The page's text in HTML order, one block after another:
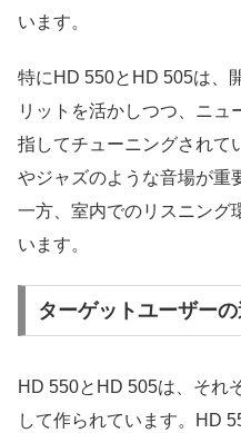
います。
特にHD 550とHD 505は、
リットを活かしつつ、ニュ
指してチューニングされて
やジャズのような音場が重
一方、室内でのリスニング
います。
ターゲットユーザー
HD 550とHD 505は、それ
して作られています。HD